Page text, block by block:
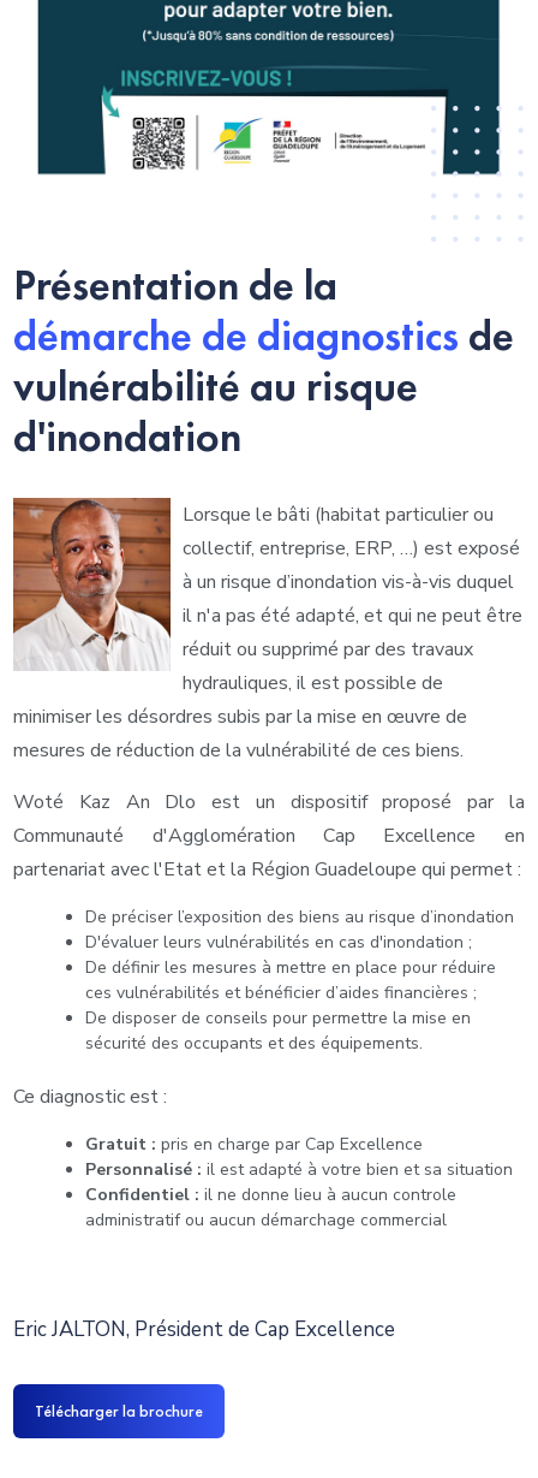
Présentation de la
démarche de diagnostics de
vulnérabilité au risque
d'inondation
Lorsque le bâti (habitat particulier ou
collectif, entreprise, ERP, …) est exposé
à un risque d’inondation vis-à-vis duquel
il n'a pas été adapté, et qui ne peut être
réduit ou supprimé par des travaux
hydrauliques, il est possible de
minimiser les désordres subis par la mise en œuvre de
mesures de réduction de la vulnérabilité de ces biens.
Woté Kaz An Dlo est un dispositif proposé par la
Communauté d'Agglomération Cap Excellence en
partenariat avec l'Etat et la Région Guadeloupe qui permet :
De préciser l’exposition des biens au risque d’inondation
D'évaluer leurs vulnérabilités en cas d'inondation ;
De définir les mesures à mettre en place pour réduire
ces vulnérabilités et bénéficier d’aides financières ;
De disposer de conseils pour permettre la mise en
sécurité des occupants et des équipements.
Ce diagnostic est :
Gratuit : pris en charge par Cap Excellence
Personnalisé : il est adapté à votre bien et sa situation
Confidentiel : il ne donne lieu à aucun controle
administratif ou aucun démarchage commercial
Eric JALTON, Président de Cap Excellence
Télécharger la brochure